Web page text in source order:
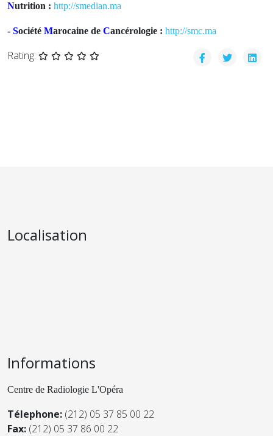
Nutrition : http://smedian.ma
- Société Marocaine de Cancérologie : http://smc.ma
Rating:
Localisation
Informations
Centre de Radiologie L'Opéra
Télephone: (212) 05 37 85 00 22
Fax: (212) 05 37 86 00 22